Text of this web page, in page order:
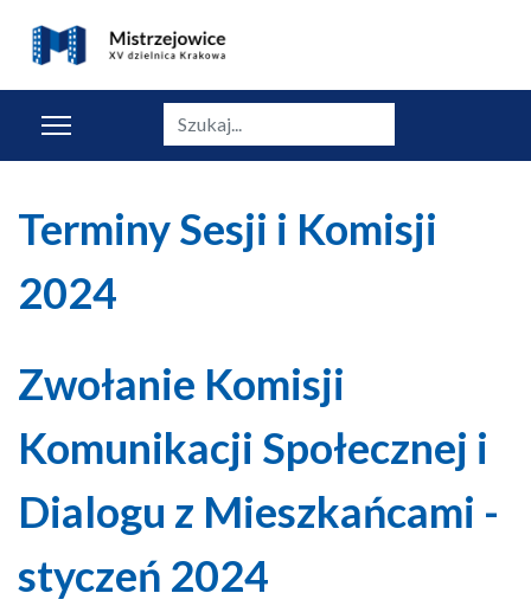
Szukaj
Terminy Sesji i Komisji
2024
Zwołanie Komisji
Komunikacji Społecznej i
Dialogu z Mieszkańcami -
styczeń 2024